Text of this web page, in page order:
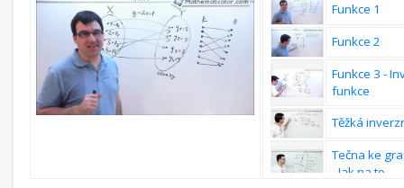
Derivace
Derivace
funkcí
Derivace
funkce
Derivace
funkce -
Funkce 1
Funkce 2
Funkce 3 -
funkce
Těžká
Tečna ke
- Jak na to